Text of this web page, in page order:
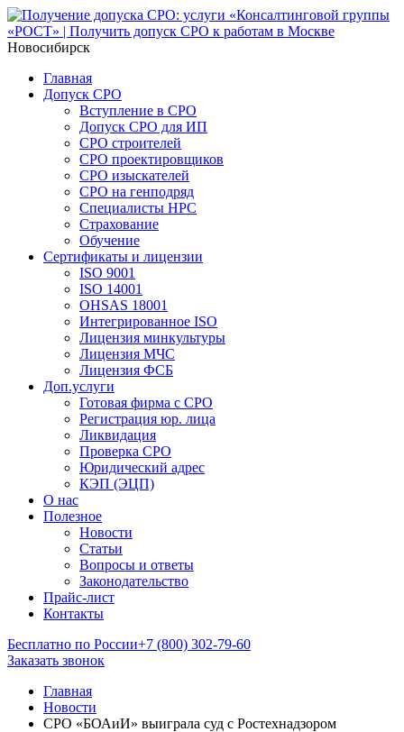
Новосибирск
Главная
Допуск СРО
Вступление в СРО
Допуск СРО для ИП
СРО строителей
СРО проектировщиков
СРО изыскателей
СРО на генподряд
Специалисты НРС
Страхование
Обучение
Сертификаты и лицензии
ISO 9001
ISO 14001
OHSAS 18001
Интегрированное ISO
Лицензия минкультуры
Лицензия МЧС
Лицензия ФСБ
Доп.услуги
Готовая фирма с СРО
Регистрация юр. лица
Ликвидация
Проверка СРО
Юридический адрес
КЭП (ЭЦП)
О нас
Полезное
Новости
Статьи
Вопросы и ответы
Законодательство
Прайс-лист
Контакты
Бесплатно по России+7 (800) 302-79-60
Заказать звонок
Главная
Новости
СРО «БОАиИ» выиграла суд с Ростехнадзором